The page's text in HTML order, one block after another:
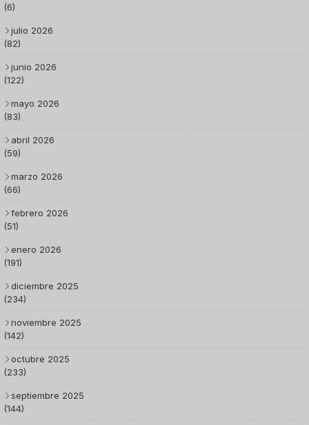
(6)
julio 2026
(82)
junio 2026
(122)
mayo 2026
(83)
abril 2026
(59)
marzo 2026
(66)
febrero 2026
(51)
enero 2026
(191)
diciembre 2025
(234)
noviembre 2025
(142)
octubre 2025
(233)
septiembre 2025
(144)